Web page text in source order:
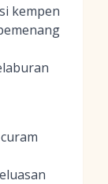
kempen